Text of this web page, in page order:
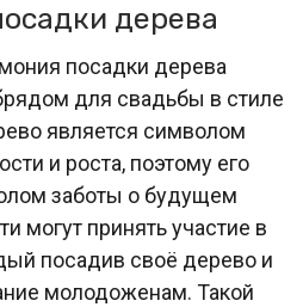
дерева
посадки дерева
для свадьбы в стиле
является символом
и роста, поэтому его
заботы о будущем
могут принять участие в
посадив своё дерево и
молодоженам. Такой